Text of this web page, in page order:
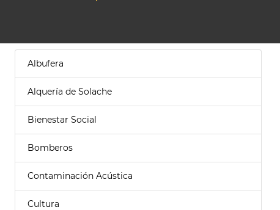
Albufera
Alquería de Solache
Bienestar Social
Bomberos
Contaminación Acústica
Cultura